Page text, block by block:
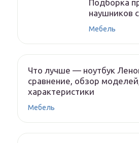
Подборка
наушников
Мебель
Что лучше — ноутбук
сравнение, обзор
характеристики
Мебель